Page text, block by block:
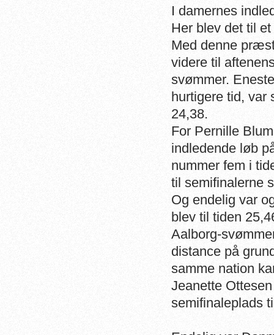
I damernes
Her blev det til
Med denne
videre til
svømmer.
hurtigere tid, var
24,38.
For Pernille
indledende løb
nummer fem i
til semifinalerne
Og endelig var
blev til tiden
Aalborg-
distance på
samme nation
Jeanette
semifinaleplads